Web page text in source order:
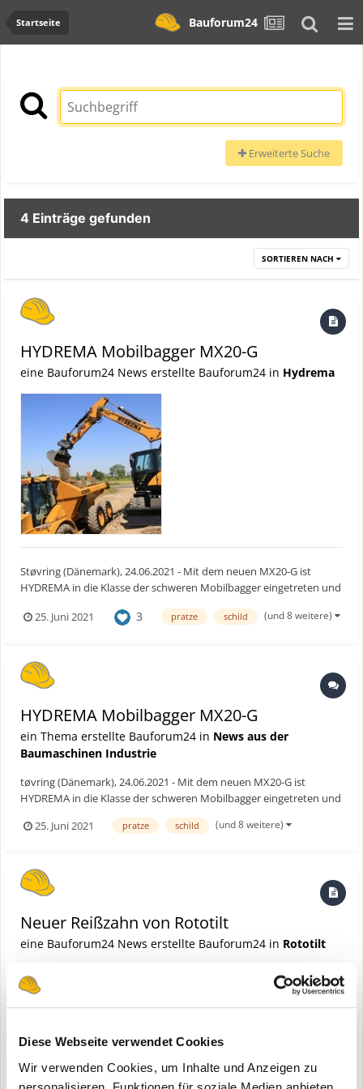
Diese Webseite verwendet Cookies
Wir verwenden Cookies, um Inhalte und Anzeigen zu
Startseite Bauforum24
Erweiterte Suche
4 Einträge gefunden
SORTIEREN NACH
HYDREMA Mobilbagger MX20-G
eine Bauforum24 News erstellte Bauforum24 in Hydrema
Støvring (Dänemark), 24.06.2021 - Mit dem neuen MX20-G ist
HYDREMA in die Klasse der schweren Mobilbagger eingetreten und
Kräfte dieser leistungsstarken aber doch extrem kompakten
25. Juni 2021 3 pratze schild (und 8 weitere)
HYDREMA Mobilbagger MX20-G
ein Thema erstellte Bauforum24 in News aus der
Baumaschinen Industrie
tøvring (Dänemark), 24.06.2021 - Mit dem neuen MX20-G ist
HYDREMA in die Klasse der schweren Mobilbagger eingetreten und
bietet dabei die kompakteste Maschine auf dem Markt an. „Um die
Kräfte dieser leistungsstarken aber doch extrem kompakten
25. Juni 2021 pratze schild (und 8 weitere)
Neuer Reißzahn von Rototilt
eine Bauforum24 News erstellte Bauforum24 in Rototilt